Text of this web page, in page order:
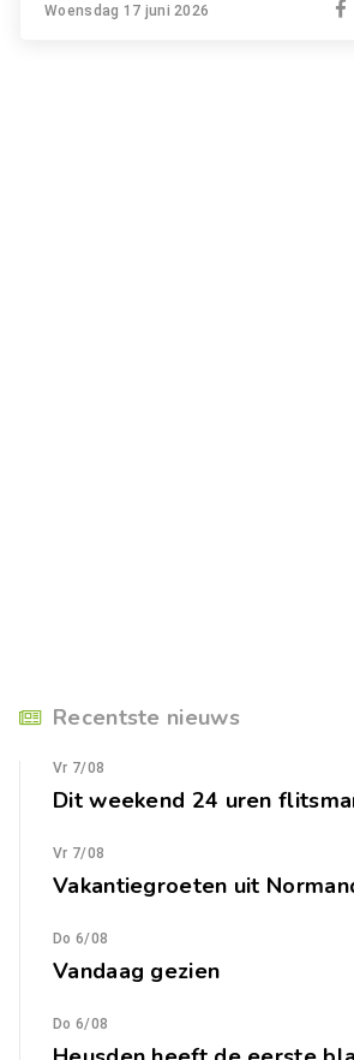
Woensdag 17 juni 2026
Recentste nieuws
Vr 7/08
Dit weekend 24 uren
Vr 7/08
Vakantiegroeten uit
Do 6/08
Vandaag gezien
Do 6/08